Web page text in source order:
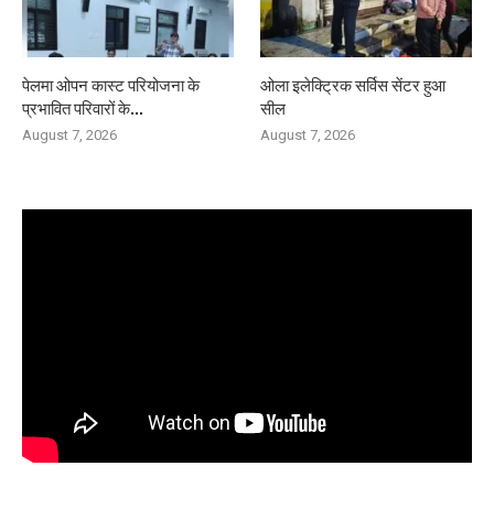
पेलमा ओपन कास्ट परियोजना के
प्रभावित परिवारों के...
August 7, 2026
ओला इलेक्ट्रिक सर्विस सेंटर हुआ
सील
August 7, 2026